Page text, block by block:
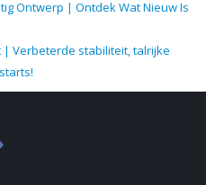
Ontwerp | Ontdek Wat Nieuw Is
| Verbeterde stabiliteit, talrijke